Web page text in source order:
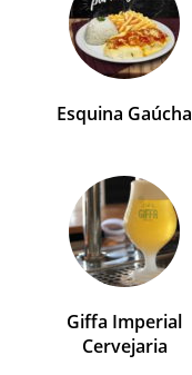
Esquina Gaúcha
Giffa Imperial
Cervejaria